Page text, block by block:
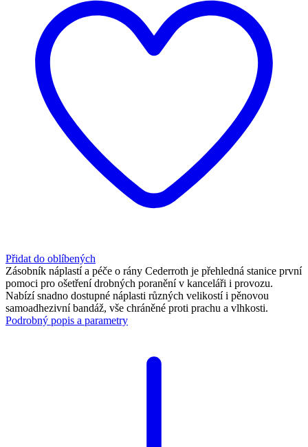
Přidat do oblíbených
Zásobník náplastí a péče o rány Cederroth je přehledná stanice první
pomoci pro ošetření drobných poranění v kanceláři i provozu.
Nabízí snadno dostupné náplasti různých velikostí i pěnovou
samoadhezivní bandáž, vše chráněné proti prachu a vlhkosti.
Podrobný popis a parametry